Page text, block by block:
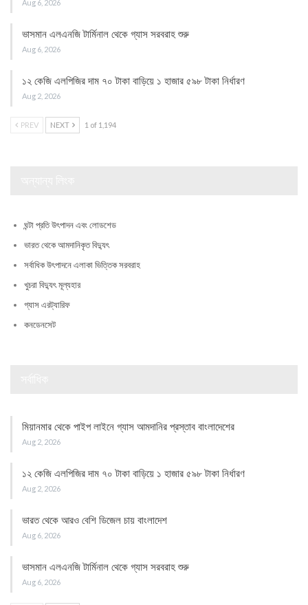
Aug 6, 2026
ভাসমান এলএনজি টার্মিনাল থেকে গ্যাস সরবরাহ শুরু
Aug 6, 2026
১২ কেজি এলপিজির দাম ৭০ টাকা বাড়িয়ে ১ হাজার ৫৯৮ টাকা নির্ধারণ
Aug 2, 2026
PREV NEXT 1 of 1,194
ঘন্টা প্রতি উৎপাদন এবং লোডশেড
ভারত থেকে আমদানিকৃত বিদ্যুৎ
সর্বাধিক উৎপাদনে এলাকা ভিত্তিক সরবরাহ
খুচরা বিদ্যুৎ মূল্যহার
গ্যাস এরট্যারিফ
কনডেনসেট
মিয়ানমার থেকে পাইপ লাইনে গ্যাস আমদানির প্রস্তাব বাংলাদেশের
Aug 2, 2026
১২ কেজি এলপিজির দাম ৭০ টাকা বাড়িয়ে ১ হাজার ৫৯৮ টাকা নির্ধারণ
Aug 2, 2026
ভারত থেকে আরও বেশি ডিজেল চায় বাংলাদেশ
Aug 6, 2026
ভাসমান এলএনজি টার্মিনাল থেকে গ্যাস সরবরাহ শুরু
Aug 6, 2026